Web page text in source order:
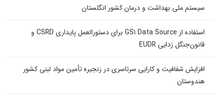
سیستم ملی بهداشت و درمان کشور انگلستان
استفاده از GS1 Data Source برای دستورالعمل پایداری CSRD و
قانون‌جنگل زدایی EUDR
افزایش شفافیت و کارایی سرتاسری در زنجیره تأمین مواد لبنی کشور
هندوستان